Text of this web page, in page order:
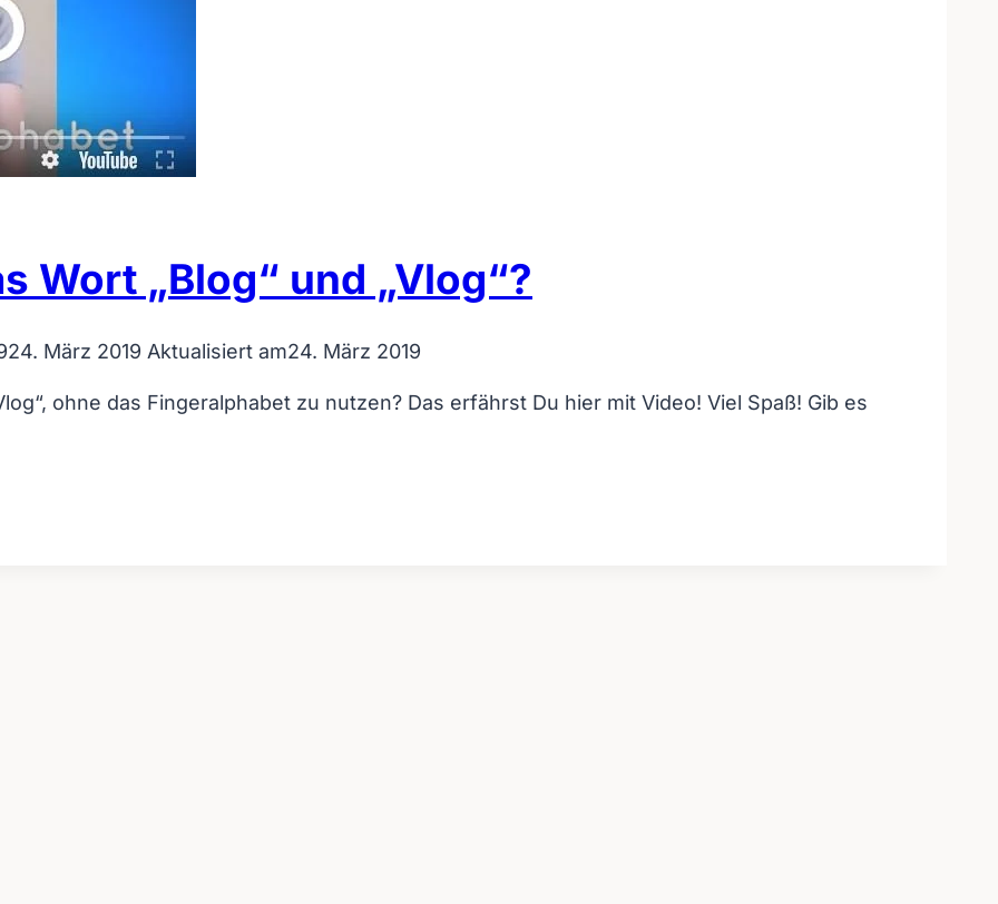
Wort „Blog“ und „Vlog“?
24. März 2019 Aktualisiert am24. März 2019
ohne das Fingeralphabet zu nutzen? Das erfährst Du hier mit Video! Viel Spaß! Gib es